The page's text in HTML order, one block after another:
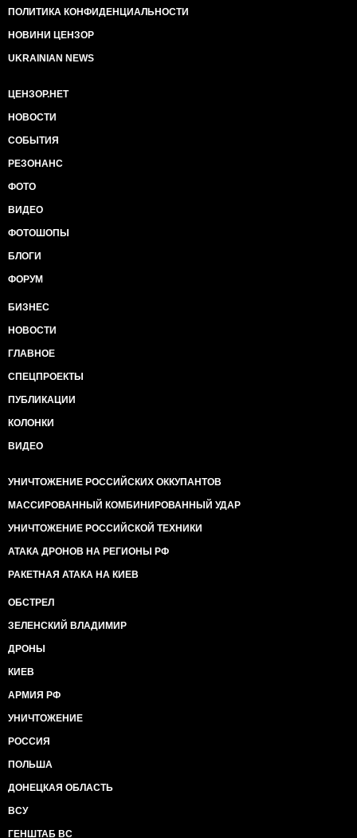
ПОЛИТИКА КОНФИДЕНЦИАЛЬНОСТИ
НОВИНИ ЦЕНЗОР
UKRAINIAN NEWS
ЦЕНЗОР.НЕТ
НОВОСТИ
СОБЫТИЯ
РЕЗОНАНС
ФОТО
ВИДЕО
ФОТОШОПЫ
БЛОГИ
ФОРУМ
БИЗНЕС
НОВОСТИ
ГЛАВНОЕ
СПЕЦПРОЕКТЫ
ПУБЛИКАЦИИ
КОЛОНКИ
ВИДЕО
УНИЧТОЖЕНИЕ РОССИЙСКИХ ОККУПАНТОВ
МАССИРОВАННЫЙ КОМБИНИРОВАННЫЙ УДАР
УНИЧТОЖЕНИЕ РОССИЙСКОЙ ТЕХНИКИ
АТАКА ДРОНОВ НА РЕГИОНЫ РФ
РАКЕТНАЯ АТАКА НА КИЕВ
ОБСТРЕЛ
ЗЕЛЕНСКИЙ ВЛАДИМИР
ДРОНЫ
КИЕВ
АРМИЯ РФ
УНИЧТОЖЕНИЕ
РОССИЯ
ПОЛЬША
ДОНЕЦКАЯ ОБЛАСТЬ
ВСУ
ГЕНШТАБ ВС